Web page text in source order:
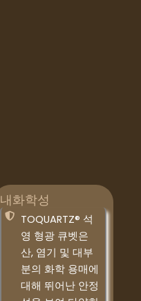
내화학성
TOQUARTZ® 석
영 형광 큐벳은
산, 염기 및 대부
분의 화학 용매에
대해 뛰어난 안정